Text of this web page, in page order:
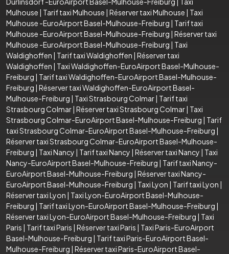
Mulhouse | Tarif taxi Mulhouse | Réserver taxi Mulhouse | Taxi
Mulhouse -EuroAirport Basel-Mulhouse-Freiburg | Tarif taxi
Mulhouse -EuroAirport Basel-Mulhouse-Freiburg | Réserver taxi
Mulhouse -EuroAirport Basel-Mulhouse-Freiburg | Taxi
Waldighoffen | Tarif taxi Waldighoffen | Réserver taxi
Waldighoffen | Taxi Waldighoffen-EuroAirport Basel-Mulhouse-
Freiburg | Tarif taxi Waldighoffen-EuroAirport Basel-Mulhouse-
Freiburg | Réserver taxi Waldighoffen-EuroAirport Basel-
Mulhouse-Freiburg | Taxi Strasbourg Colmar| Tarif taxi
Strasbourg Colmar| Réserver taxi Strasbourg Colmar| Taxi
Strasbourg Colmar-EuroAirport Basel-Mulhouse-Freiburg | Tarif
taxi Strasbourg Colmar-EuroAirport Basel-Mulhouse-Freiburg |
Réserver taxi Strasbourg Colmar-EuroAirport Basel-Mulhouse-
Freiburg | Taxi Nancy | Tarif taxi Nancy | Réserver taxi Nancy | Taxi
Nancy-EuroAirport Basel-Mulhouse-Freiburg | Tarif taxi Nancy-
EuroAirport Basel-Mulhouse-Freiburg | Réserver taxi Nancy-
EuroAirport Basel-Mulhouse-Freiburg | Taxi Lyon | Tarif taxi Lyon |
Réserver taxi Lyon | Taxi Lyon-EuroAirport Basel-Mulhouse-
Freiburg | Tarif taxi Lyon-EuroAirport Basel-Mulhouse-Freiburg |
Réserver taxi Lyon-EuroAirport Basel-Mulhouse-Freiburg | Taxi
Paris | Tarif taxi Paris | Réserver taxi Paris | Taxi Paris-EuroAirport
Basel-Mulhouse-Freiburg | Tarif taxi Paris-EuroAirport Basel-
Mulhouse-Freiburg | Réserver taxi Paris-EuroAirport Basel-